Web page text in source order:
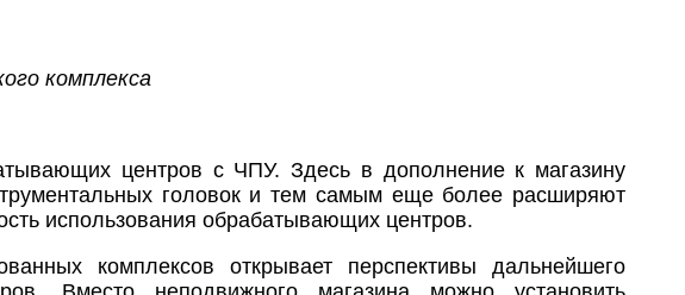
комплекса
центров с ЧПУ. Здесь в дополнение к магазину
головок и тем самым еще более расширяют
использования обрабатывающих центров.
комплексов открывает перспективы дальнейшего